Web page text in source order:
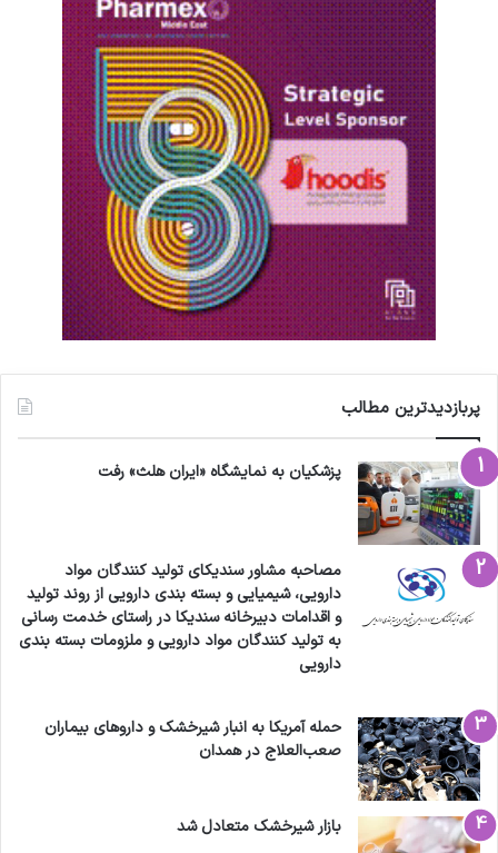
پربازدیدترین مطالب
پزشکیان به نمایشگاه «ایران هلث» رفت
مصاحبه مشاور سندیکای تولید کنندگان مواد
دارویی، شیمیایی و بسته بندی دارویی از روند تولید
و اقدامات دبیرخانه سندیکا در راستای خدمت رسانی
به تولید کنندگان مواد دارویی و ملزومات بسته بندی
دارویی
حمله آمریکا به انبار شیرخشک و داروهای بیماران
صعب‌العلاج در همدان
بازار شیرخشک متعادل شد